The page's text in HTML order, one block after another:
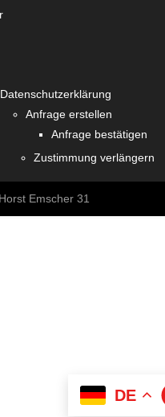
DE
Datenschutzerklärung
Anfrage erstellen
Anfrage bestätigen
Zustimmung verlängern
Emscher 31